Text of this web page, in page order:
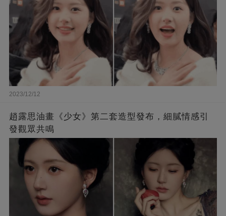
2023/12/12
趙露思油畫《少女》第二套造型發布，細膩情感引
發觀眾共鳴